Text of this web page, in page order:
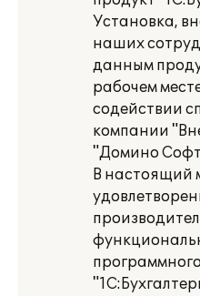
Установка,
наших
данным
рабочем
содействии
компании
"Домино
В настоящий